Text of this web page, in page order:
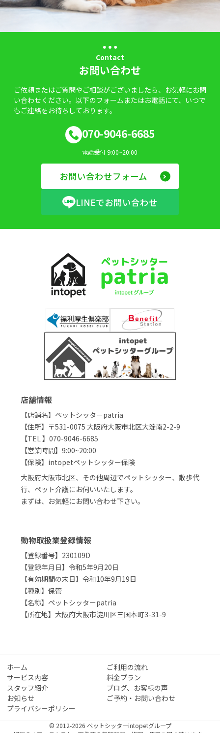
Contact
お問い合わせ
ご依頼またはご質問やご相談がございましたら、お気軽にお問
い合わせください。以下のフォームまたはお電話にて、いつで
もご連絡をお待ちしております。
070-9046-6685
電話受付 9:00~20:00
お問い合わせフォーム
LINEでお問い合わせ
店舗情報
【店舗名】ペットシッターpatria
【住所】〒531-0075 大阪府大阪市北区大淀南2-2-9
【TEL 】070-9046-6685
【営業時間】9:00~20:00
【保険】intopetペットシッター保険
大阪府大阪市北区、その他周辺でペットシッター、散歩代
行、ペット介護にお伺いいたします。
まずは、お気軽にお問い合わせ下さい。
動物取扱業登録情報
【登録番号】230109D
【登録年月日】令和5年9月20日
【有効期間の末日】令和10年9月19日
【種別】保管
【名称】ペットシッターpatria
【所在地】大阪府大阪市淀川区三国本町3-31-9
ホーム
ご利用の流れ
サービス内容
料金プラン
スタッフ紹介
ブログ、お客様の声
お知らせ
ご予約・お問い合わせ
プライバシーポリシー
© 2012-2026 ペットシッターintopetグループ